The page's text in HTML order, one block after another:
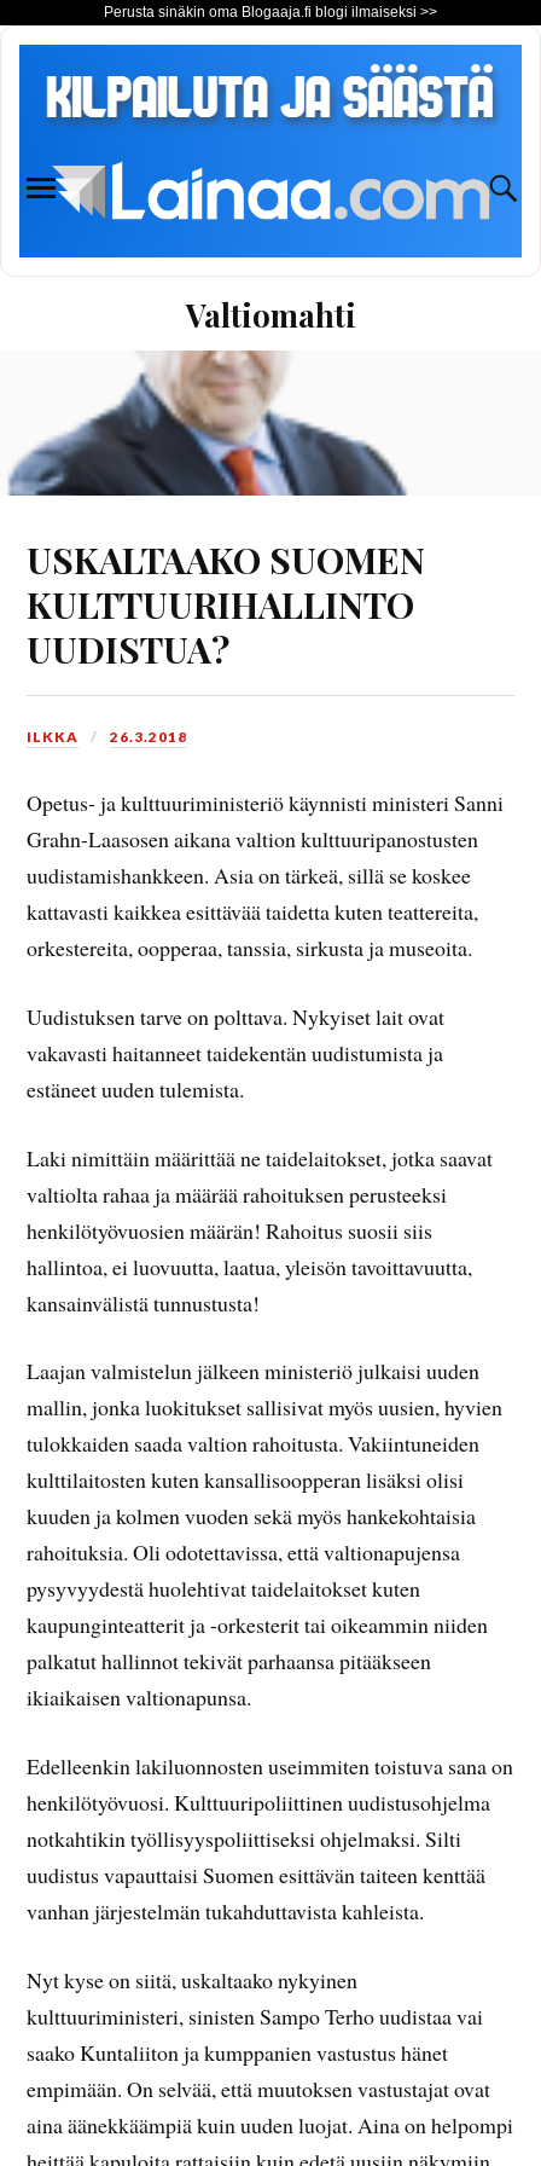
Perusta sinäkin oma Blogaaja.fi blogi ilmaiseksi >>
Valtiomahti
USKALTAAKO SUOMEN
KULTTUURIHALLINTO
UUDISTUA?
ILKKA 26.3.2018
Opetus- ja kulttuuriministeriö käynnisti ministeri Sanni
Grahn-Laasosen aikana valtion kulttuuripanostusten
uudistamishankkeen. Asia on tärkeä, sillä se koskee
kattavasti kaikkea esittävää taidetta kuten teattereita,
orkestereita, oopperaa, tanssia, sirkusta ja museoita.
Uudistuksen tarve on polttava. Nykyiset lait ovat
vakavasti haitanneet taidekentän uudistumista ja
estäneet uuden tulemista.
Laki nimittäin määrittää ne taidelaitokset, jotka saavat
valtiolta rahaa ja määrää rahoituksen perusteeksi
henkilötyövuosien määrän! Rahoitus suosii siis
hallintoa, ei luovuutta, laatua, yleisön tavoittavuutta,
kansainvälistä tunnustusta!
Laajan valmistelun jälkeen ministeriö julkaisi uuden
mallin, jonka luokitukset sallisivat myös uusien, hyvien
tulokkaiden saada valtion rahoitusta. Vakiintuneiden
kulttilaitosten kuten kansallisoopperan lisäksi olisi
kuuden ja kolmen vuoden sekä myös hankekohtaisia
rahoituksia. Oli odotettavissa, että valtionapujensa
pysyvyydestä huolehtivat taidelaitokset kuten
kaupunginteatterit ja -orkesterit tai oikeammin niiden
palkatut hallinnot tekivät parhaansa pitääkseen
ikiaikaisen valtionapunsa.
Edelleenkin lakiluonnosten useimmiten toistuva sana on
henkilötyövuosi. Kulttuuripoliittinen uudistusohjelma
notkahtikin työllisyyspoliittiseksi ohjelmaksi. Silti
uudistus vapauttaisi Suomen esittävän taiteen kenttää
vanhan järjestelmän tukahduttavista kahleista.
Nyt kyse on siitä, uskaltaako nykyinen
kulttuuriministeri, sinisten Sampo Terho uudistaa vai
saako Kuntaliiton ja kumppanien vastustus hänet
empimään. On selvää, että muutoksen vastustajat ovat
aina äänekkäämpiä kuin uuden luojat. Aina on helpompi